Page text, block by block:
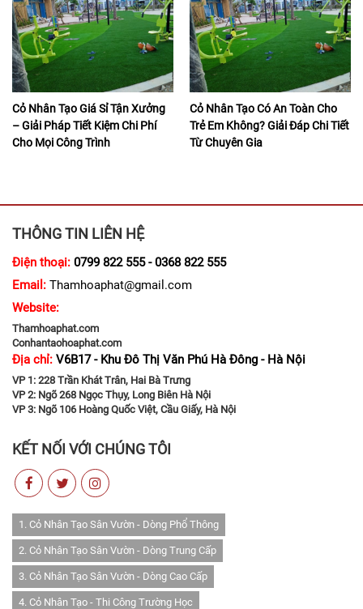
Cỏ Nhân Tạo Giá Sỉ Tận Xưởng
– Giải Pháp Tiết Kiệm Chi Phí
Cho Mọi Công Trình
Cỏ Nhân Tạo Có An Toàn Cho
Trẻ Em Không? Giải Đáp Chi Tiết
Từ Chuyên Gia
THÔNG TIN LIÊN HỆ
Điện thoại: 0799 822 555 - 0368 822 555
Email: Thamhoaphat@gmail.com
Website:
Thamhoaphat.com
Conhantaohoaphat.com
Địa chỉ: V6B17 - Khu Đô Thị Văn Phú Hà Đông - Hà Nội
VP 1: 228 Trần Khát Trân, Hai Bà Trưng
VP 2: Ngõ 268 Ngọc Thụy, Long Biên Hà Nội
VP 3: Ngõ 106 Hoàng Quốc Việt, Cầu Giấy, Hà Nội
KẾT NỐI VỚI CHÚNG TÔI
1. Cỏ Nhân Tạo Sân Vườn - Dòng Phổ Thông
2. Cỏ Nhân Tạo Sân Vườn - Dòng Trung Cấp
3. Cỏ Nhân Tạo Sân Vườn - Dòng Cao Cấp
4. Cỏ Nhân Tạo - Thi Công Trường Học